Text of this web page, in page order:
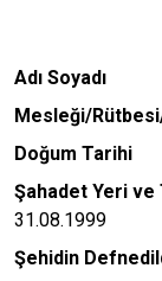
Adı
Mesleği/
Doğum
Şahadet Yeri
31.08.1999
Şehidin